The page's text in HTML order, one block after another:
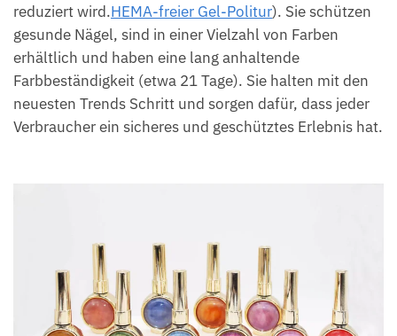
reduziert wird.HEMA-freier Gel-Politur). Sie schützen
gesunde Nägel, sind in einer Vielzahl von Farben
erhältlich und haben eine lang anhaltende
Farbbeständigkeit (etwa 21 Tage). Sie halten mit den
neuesten Trends Schritt und sorgen dafür, dass jeder
Verbraucher ein sicheres und geschütztes Erlebnis hat.